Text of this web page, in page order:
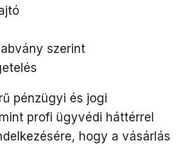
szerint
pénzügyi és jogi
profi ügyvédi háttérrel
hogy a vásárlás